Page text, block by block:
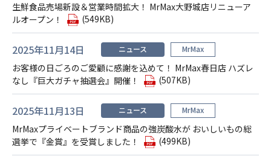
生鮮食品売場新設＆営業時間拡大！ MrMax大野城店リニューア
ルオープン！
(549KB)
2025年11月14日 ニュース MrMax
お客様の日ごろのご愛顧に感謝を込めて！ MrMax春日店 ハズレ
なし『巨大ガチャ抽選会』開催！
(507KB)
2025年11月13日 ニュース MrMax
MrMaxプライベートブランド商品の強炭酸水が おいしいもの総
選挙で『金賞』を受賞しました！
(499KB)